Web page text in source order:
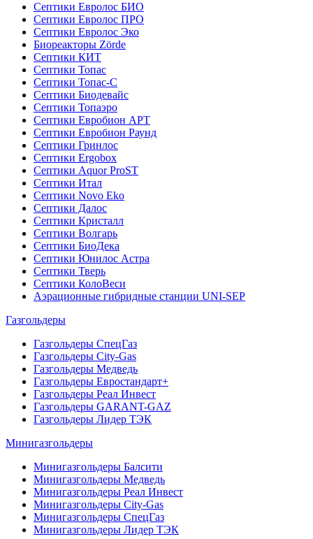
Септики Евролос БИО
Септики Евролос ПРО
Септики Евролос Эко
Биореакторы Zörde
Септики КИТ
Септики Топас
Септики Топас-С
Септики Биодевайс
Септики Топаэро
Септики Евробион АРТ
Септики Евробион Раунд
Септики Гринлос
Септики Ergobox
Септики Aquor ProST
Септики Итал
Септики Novo Eko
Септики Далос
Септики Кристалл
Септики Волгарь
Септики БиоДека
Септики Юнилос Астра
Септики Тверь
Септики КолоВеси
Аэрационные гибридные станции UNI-SEP
Газгольдеры
Газгольдеры СпецГаз
Газгольдеры City-Gas
Газгольдеры Медведь
Газгольдеры Евростандарт+
Газгольдеры Реал Инвест
Газгольдеры GARANT-GAZ
Газгольдеры Лидер ТЭК
Минигазгольдеры
Минигазгольдеры Балсити
Минигазгольдеры Медведь
Минигазгольдеры Реал Инвест
Минигазгольдеры City-Gas
Минигазгольдеры СпецГаз
Минигазгольдеры Лидер ТЭК